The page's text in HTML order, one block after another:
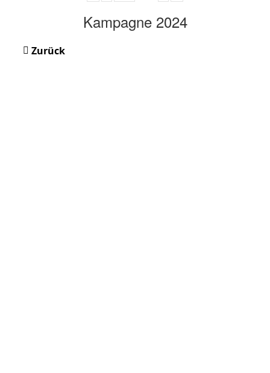
Kampagne 2024
Zurück